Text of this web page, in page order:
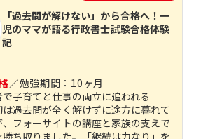
「過去問が解けない」から合格へ！一
児のママが語る行政書士試験合格体験
記
／勉強期間： 10 ヶ月
子育てと仕事の両立に追われる
は過去問が全く解けずに途方に暮れて
、フォーサイトの講座と家族の支えで
勝ち取りました。「継続は力なり」を